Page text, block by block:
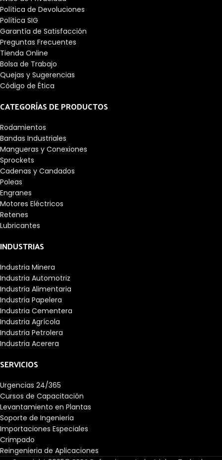
Relubricable: Sí
Nombre de la
grasa:Unirex N2
Lubricación: Grasa
Adecuado para
aplicaciones de alta
temperatura: No
Técnico
Capacidad de carga
dinámica: 4368 lbf
Velocidad máxima:
Capacidad de carga
estática: 2538 lbf
Dimensiones
Longitud del
orificio: 1,56
pulgadas
Diámetro del eje:
1,1875 pulgadas
No
Política de Devoluciones
Política SIG
Garantía de Satisfacción
Preguntas Frecuentes
Tienda Online
Bolsa de Trabajo
Quejas y Sugerencias
Código de Ética
CATEGORÍAS DE PRODUCTOS
Rodamientos
Bandas Industriales
Mangueras y Conexiones
Sprockets
Cadenas y Candados
Poleas
Engranes
Motores Eléctricos
Retenes
Lubricantes
INDUSTRIAS
Industria Minera
Industria Automotriz
Industria Alimentaria
Industria Papelera
Industria Cementera
Industria Agrícola
Industria Petrolera
Industria Acerera
SERVICIOS
Urgencias 24/365
Cursos de Capacitación
Levantamiento en Plantas
Soporte de Ingenieria
Importaciones Especiales
Crimpado
Reingenieria de Aplicaciones